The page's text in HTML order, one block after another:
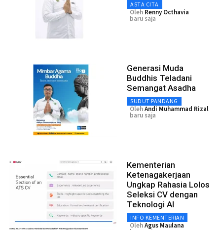
ASTA CITA
Oleh Renny Octhavia
baru saja
Generasi Muda
Buddhis Teladani
Semangat Asadha
SUDUT PANDANG
OlehAndi Muhammad Rizal
baru saja
Kementerian
Ketenagakerjaan
Ungkap Rahasia Lolos
Seleksi CV dengan
Teknologi AI
INFO KEMENTERIAN
OlehAgus Maulana